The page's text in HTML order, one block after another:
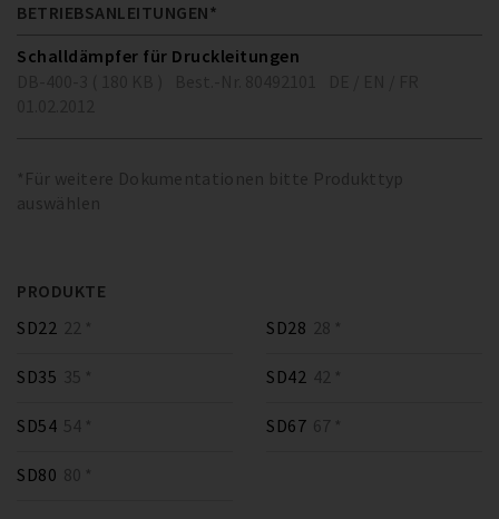
BETRIEBSANLEITUNGEN*
Schalldämpfer für Druckleitungen
*Für weitere Dokumentationen bitte Produkttyp
auswählen
PRODUKTE
SD22 22 * SD28 28 *
SD35 35 * SD42 42 *
SD54 54 * SD67 67 *
SD80 80 *